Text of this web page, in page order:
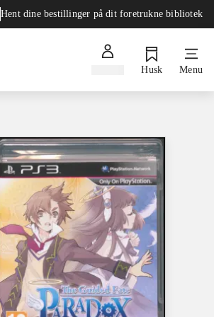
Hent dine bestillinger på dit foretrukne bibliotek
Husk Menu